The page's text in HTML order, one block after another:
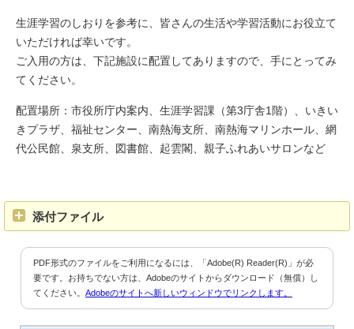
生涯学習のしおりを参考に、皆さんの生活や学習活動にお役立て
いただければ幸いです。
ご入用の方は、下記施設に配置してありますので、手にとってみ
てください。
配置場所：市役所庁内案内、生涯学習課（第3庁舎1階）、いきい
きプラザ、福祉センター、南熱海支所、南熱海マリンホール、網
代公民館、泉支所、図書館、起雲閣、親子ふれあいサロンなど
添付ファイル
PDF形式のファイルをご利用になるには、「Adobe(R) Reader(R)」が必
要です。お持ちでない方は、Adobeのサイトからダウンロード（無償）し
てください。 Adobeのサイトへ新しいウィンドウでリンクします。